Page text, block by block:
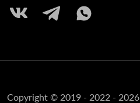
Copyright © 2019 - 2022 - 2026.